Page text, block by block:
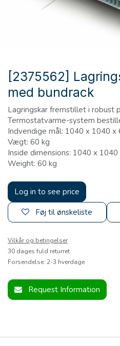
[2375562]
med bundrack
Lagringskar fremstillet i robust
Termostatvarme-system
Indvendige mål: 1040 x 1040 x
Vægt: 60 kg
Inside dimensions: 1040 x
Weight: 60 kg
Log in to see price
Føj til ønskeliste
Vilkår og betingelser
30 dages fuld returret
Forsendelse: 2-3 hverdage
Request Information